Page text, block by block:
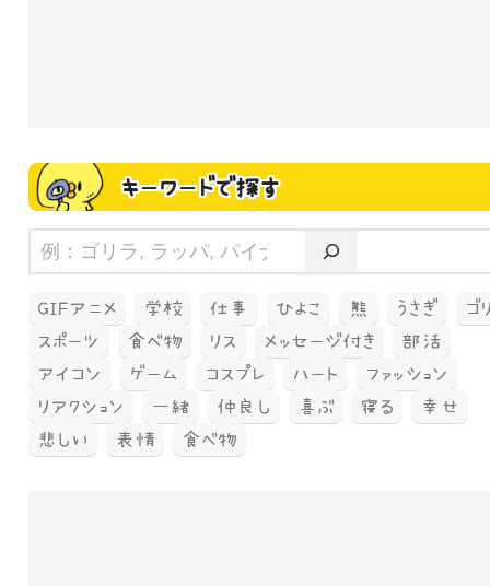
キーワードで探す
GIFアニメ 学校 仕事 ひよこ 熊 うさぎ
ゴ
スポーツ
食べ物 リス メッセージ付き
部活
アイコン
ゲーム コスプレ ハート
ファッション
リアクション
一緒 仲良し 喜ぶ 寝る
幸せ
悲しい
表情 食べ物